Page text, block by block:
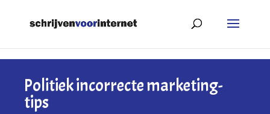
Politiek incorrecte marketing-
tips